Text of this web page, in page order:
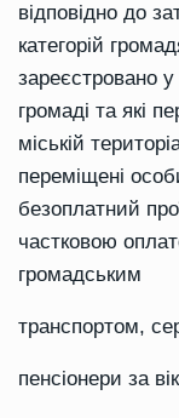
відповідно до
категорій
зареєстровано у
громаді та які
міській
переміщені
безоплатний
частковою
громадським
транспортом,
пенсіонери за